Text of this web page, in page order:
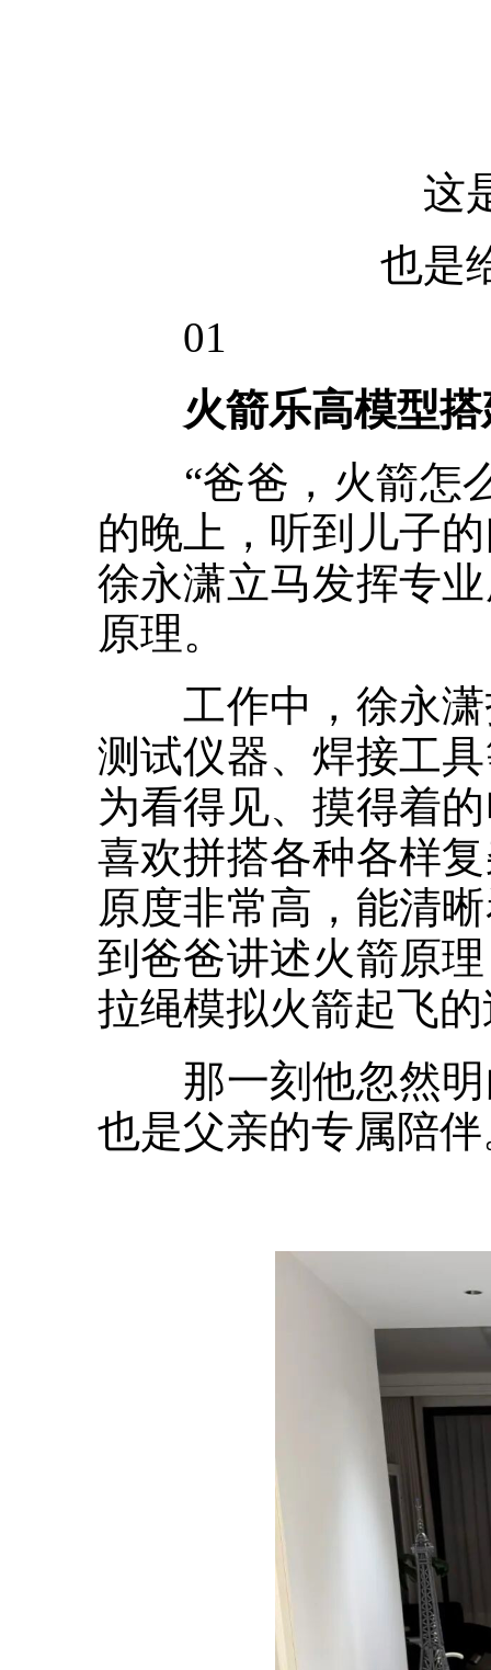
这
也是
01
火箭乐高模型搭
“爸爸，火箭怎么
的晚上，听到儿子
徐永潇立马发挥专
原理。
工作中，徐永潇
测试仪器、焊接工
为看得见、摸得着
喜欢拼搭各种各样
原度非常高，能清
到爸爸讲述火箭原
拉绳模拟火箭起飞
那一刻他忽然明
也是父亲的专属陪